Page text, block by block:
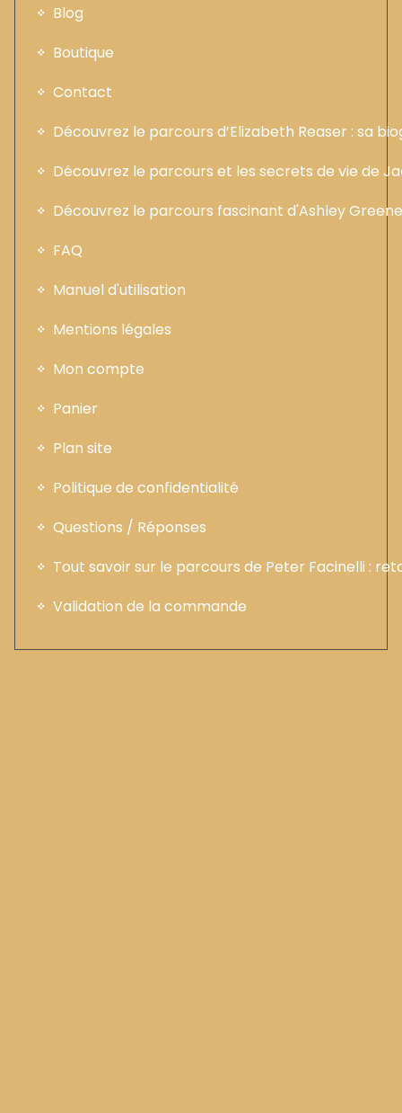
Blog
Boutique
Contact
Découvrez le parcours d’Elizabeth Reaser : sa
Découvrez le parcours et les secrets de vie de
Découvrez le parcours fascinant d'Ashley
FAQ
Manuel d'utilisation
Mentions légales
Mon compte
Panier
Plan site
Politique de confidentialité
Questions / Réponses
Tout savoir sur le parcours de Peter Facinelli :
Validation de la commande